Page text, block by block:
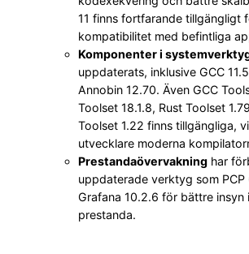
11 finns fortfarande tillgängligt
kompatibilitet med befintliga
Komponenter i
uppdaterats, inklusive GCC
Annobin 12.70. Även GCC
Toolset 18.1.8, Rust Toolset
Toolset 1.22 finns tillgängliga,
utvecklare moderna
Prestandaövervakning har
uppdaterade verktyg som
Grafana 10.2.6 för bättre insyn
prestanda.